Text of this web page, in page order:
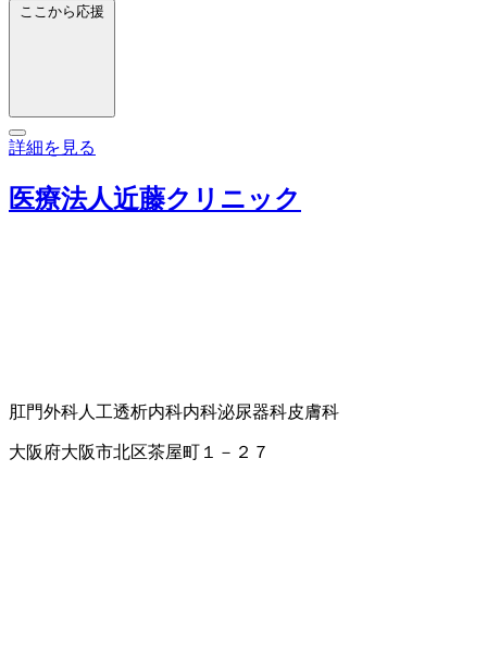
ここから応援
詳細を見る
医療法人近藤クリニック
肛門外科人工透析内科内科泌尿器科皮膚科
大阪府大阪市北区茶屋町１－２７